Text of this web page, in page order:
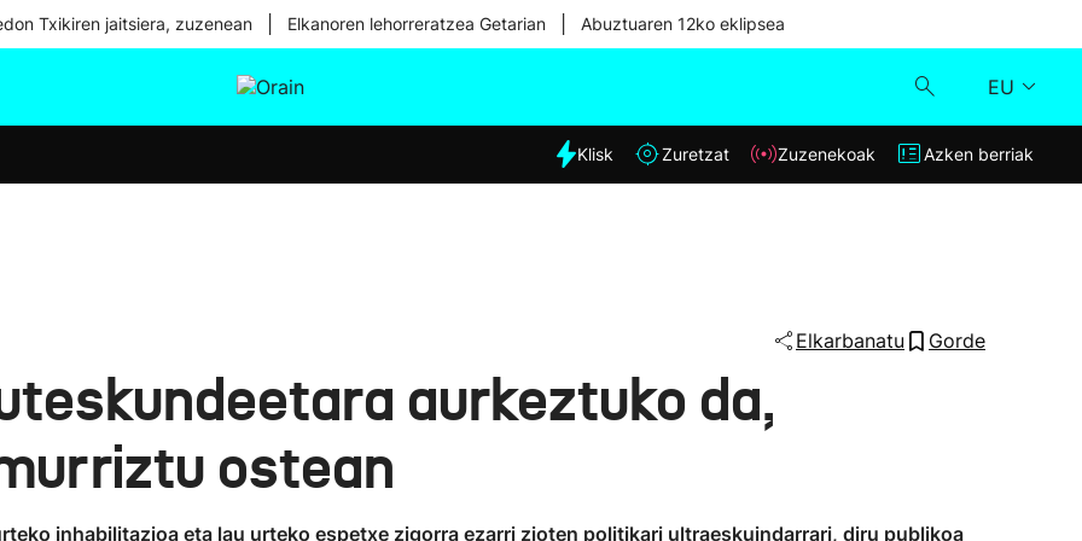
Txikiren jaitsiera, zuzenean Elkanoren lehorreratzea Getarian Abuztuaren 12ko eklipsea
EU
Eguraldia
Klisk
Klisk Zuretzat Zuzenekoak Azken berriak
Elkarbanatu Gorde
aurkeztuko da,
ostean
inhabilitazioa eta lau urteko espetxe zigorra ezarri zioten politikari ultraeskuindarrari, diru publikoa